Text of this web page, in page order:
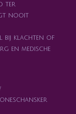
ter
nooit
bij klachten of
en medische